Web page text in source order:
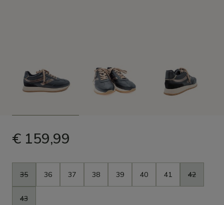
€ 159,99
Maat
35 36 37 38 39 40 41 42
43